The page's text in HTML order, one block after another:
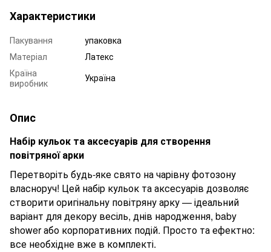
Характеристики
Пакування
упаковка
Матеріал
Латекс
Країна
виробник
Україна
Опис
Набір кульок та аксесуарів для створення
повітряної арки
Перетворіть будь-яке свято на чарівну фотозону
власноруч! Цей набір кульок та аксесуарів дозволяє
створити оригінальну повітряну арку — ідеальний
варіант для декору весіль, днів народження, baby
shower або корпоративних подій. Просто та ефектно:
все необхідне вже в комплекті.